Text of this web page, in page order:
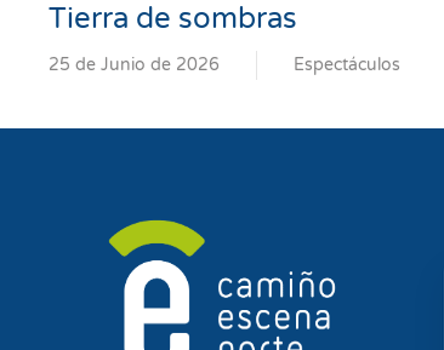
Tierra de sombras
25 de Junio de 2026 Espectáculos